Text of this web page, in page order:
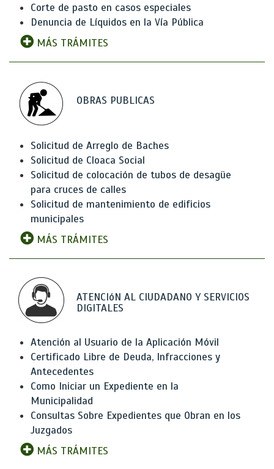
Corte de pasto en casos especiales
Denuncia de Líquidos en la Vía Pública
MÁS TRÁMITES
OBRAS PUBLICAS
Solicitud de Arreglo de Baches
Solicitud de Cloaca Social
Solicitud de colocación de tubos de desagüe
para cruces de calles
Solicitud de mantenimiento de edificios
municipales
MÁS TRÁMITES
ATENCIóN AL CIUDADANO Y SERVICIOS
DIGITALES
Atención al Usuario de la Aplicación Móvil
Certificado Libre de Deuda, Infracciones y
Antecedentes
Como Iniciar un Expediente en la
Municipalidad
Consultas Sobre Expedientes que Obran en los
Juzgados
MÁS TRÁMITES